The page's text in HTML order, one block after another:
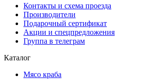
Контакты и схема проезда
Производители
Подарочный сертификат
Акции и спецпредложения
Группа в телеграм
Каталог
Мясо краба